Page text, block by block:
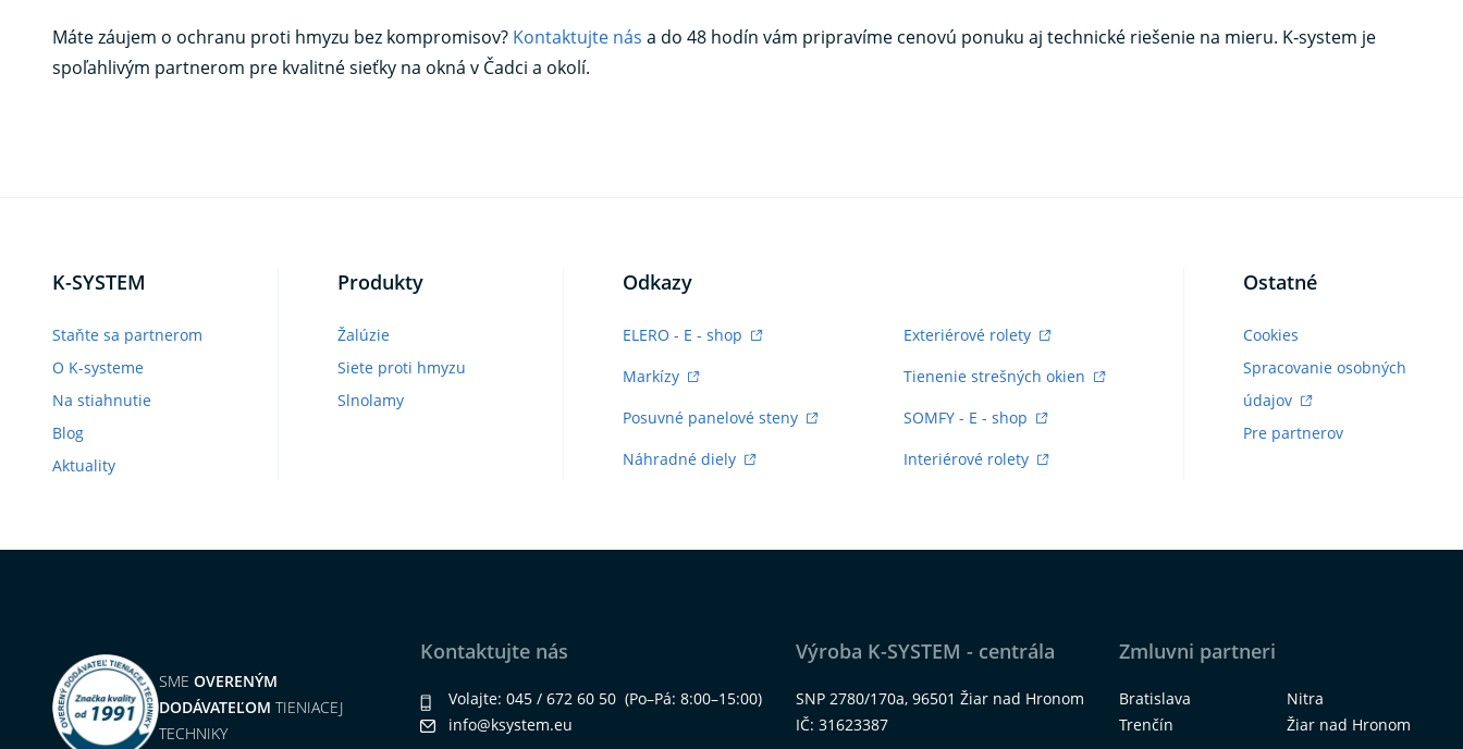
Máte záujem o ochranu proti hmyzu bez kompromisov? Kontaktujte nás a do 48 hodín vám pripravíme cenovú ponuku aj technické riešenie na mieru. K‑system je
spoľahlivým partnerom pre kvalitné sieťky na okná v Čadci a okolí.
K-SYSTEM
Staňte sa partnerom
O K-systeme
Na stiahnutie
Blog
Aktuality
Produkty
Žalúzie
Siete proti hmyzu
Slnolamy
Odkazy
ELERO - E - shop
Exteriérové rolety
Markízy
Tienenie strešných okien
Posuvné panelové steny
SOMFY - E - shop
Náhradné diely
Interiérové rolety
Ostatné
Cookies
Spracovanie osobných
údajov
Pre partnerov
SME OVERENÝM
DODÁVATEĽOM TIENIACEJ
TECHNIKY
Kontaktujte nás
Volajte: 045 / 672 60 50 (Po–Pá: 8:00–15:00)
info@ksystem.eu
Výroba K-SYSTEM - centrála
SNP 2780/170a, 96501 Žiar nad Hronom
IČ: 31623387
Zmluvni partneri
Bratislava
Nitra
Trenčín
Žiar nad Hronom